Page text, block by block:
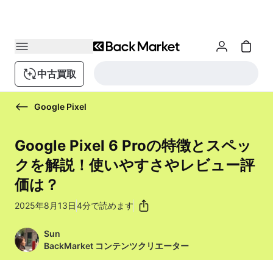
中古買取
Google Pixel
Google Pixel 6 Proの特徴とスペッ
クを解説！使いやすさやレビュー評
価は？
2025年8月13日4分で読めます
Sun
BackMarket コンテンツクリエーター